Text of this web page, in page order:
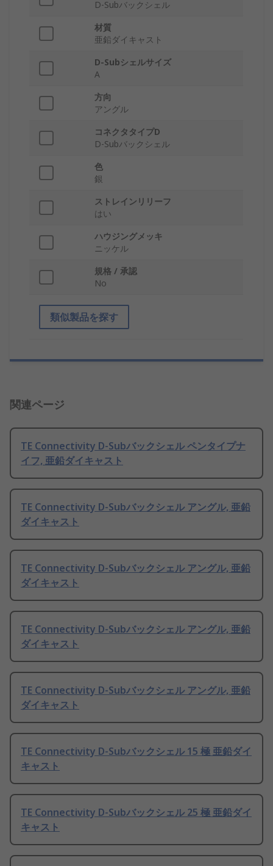
D-Subバックシェル
材質
亜鉛ダイキャスト
D-Subシェルサイズ
A
方向
アングル
コネクタタイプD
D-Subバックシェル
色
銀
ストレインリリーフ
はい
ハウジングメッキ
ニッケル
規格 / 承認
No
類似製品を探す
関連ページ
TE Connectivity D-Subバックシェル ペンタイプナ
イフ, 亜鉛ダイキャスト
TE Connectivity D-Subバックシェル アングル, 亜鉛
ダイキャスト
TE Connectivity D-Subバックシェル アングル, 亜鉛
ダイキャスト
TE Connectivity D-Subバックシェル アングル, 亜鉛
ダイキャスト
TE Connectivity D-Subバックシェル アングル, 亜鉛
ダイキャスト
TE Connectivity D-Subバックシェル 15 極 亜鉛ダイ
キャスト
TE Connectivity D-Subバックシェル 25 極 亜鉛ダイ
キャスト